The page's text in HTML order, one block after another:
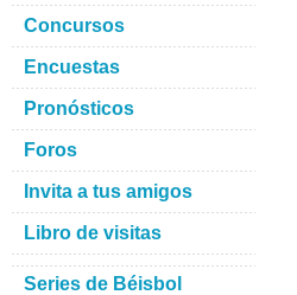
Concursos
Encuestas
Pronósticos
Foros
Invita a tus amigos
Libro de visitas
Series de Béisbol